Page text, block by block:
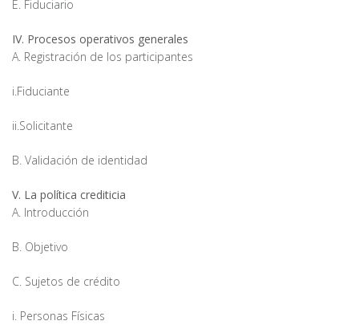
E. Fiduciario
IV. Procesos operativos generales
A. Registración de los participantes
i.Fiduciante
ii.Solicitante
B. Validación de identidad
V. La política crediticia
A. Introducción
B. Objetivo
C. Sujetos de crédito
i. Personas Físicas